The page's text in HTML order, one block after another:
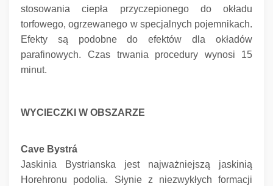
stosowania ciepła przyczepionego do okładu
torfowego, ogrzewanego w specjalnych pojemnikach.
Efekty są podobne do efektów dla okładów
parafinowych.
Czas trwania procedury wynosi 15
minut.
WYCIECZKI W OBSZARZE
Cave Bystrá
Jaskinia Bystrianska jest najważniejszą jaskinią
Horehronu podolia.
Słynie z niezwykłych formacji